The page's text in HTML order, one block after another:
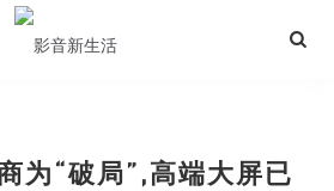
为“破局”,高端大屏已